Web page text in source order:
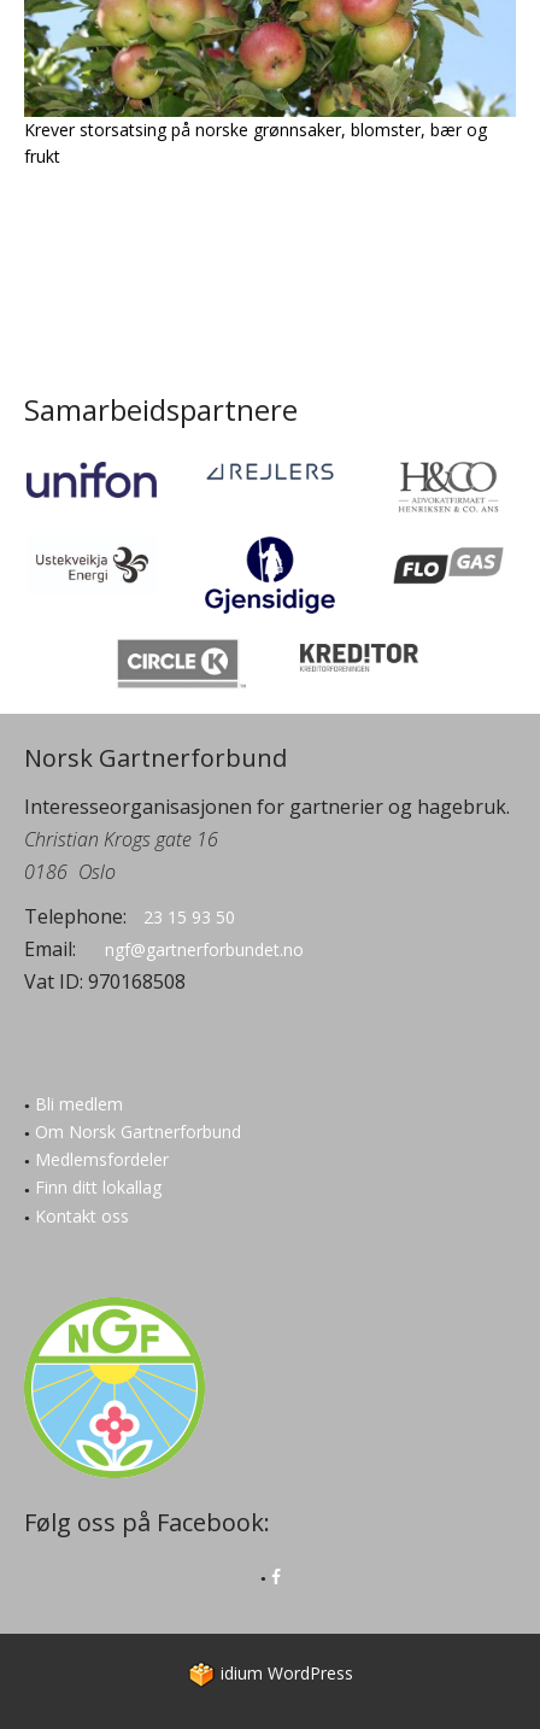
Krever storsatsing på norske grønnsaker, blomster, bær og
frukt
Samarbeidspartnere
Norsk Gartnerforbund
Interesseorganisasjonen for gartnerier og hagebruk.
Christian Krogs gate 16
0186 Oslo
Telephone:
23 15 93 50
Email: ngf@gartnerforbundet.no
Vat ID: 970168508
Bli medlem
Om Norsk Gartnerforbund
Medlemsfordeler
Finn ditt lokallag
Kontakt oss
Følg oss på Facebook:
idium WordPress